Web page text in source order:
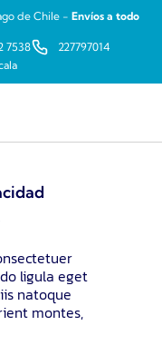
de Chile - Envíos a todo
7538
227797014
ligula eget
natoque
montes,